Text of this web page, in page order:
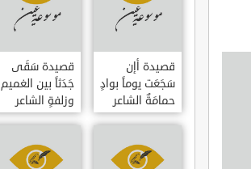
قصيدة أإن
سَجَعَت يوماً بوادٍ
حمامَةٌ الشاعر
العوام بن عقبة
قصيدة سَقَى
جَدَثاً بين الغميم
وزلفةٍ الشاعر
العوام بن عقبة